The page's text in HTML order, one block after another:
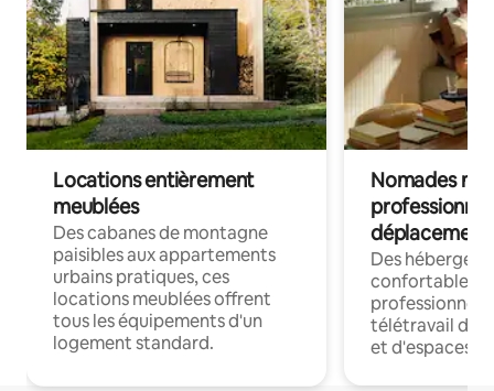
Locations entièrement
meublées
Des cabanes de montagne
paisibles aux appartements
urbains pratiques, ces
locations meublées offrent
tous les équipements d'un
logement standard.
Nomades
déplacement
Des
confortables
professionnels
télétravail
et d'espaces